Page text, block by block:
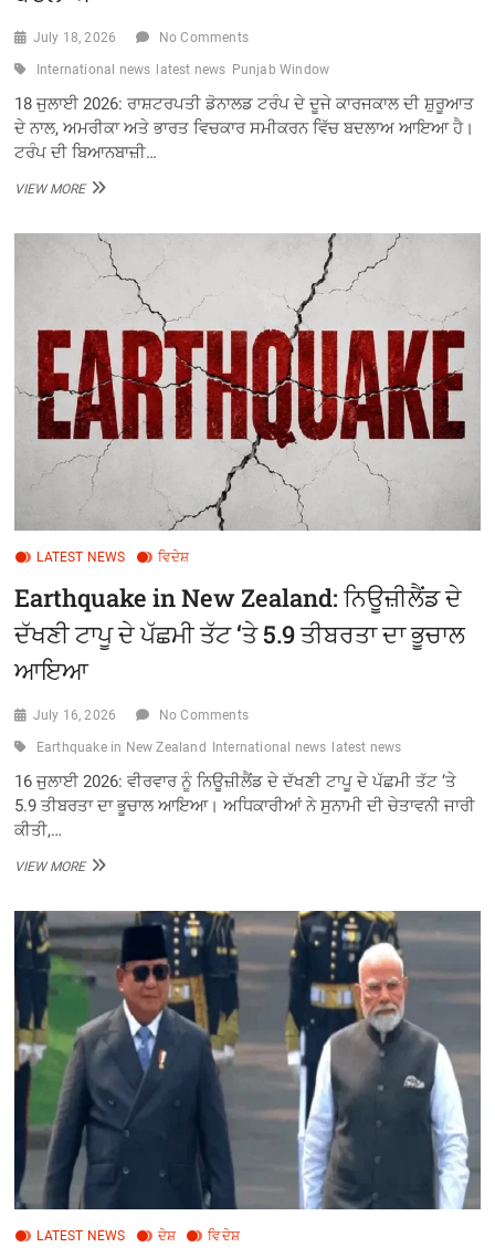
July 18, 2026 No Comments
International news latest news Punjab Window
18 ਜੁਲਾਈ 2026: ਰਾਸ਼ਟਰਪਤੀ ਡੋਨਾਲਡ ਟਰੰਪ ਦੇ ਦੂਜੇ ਕਾਰਜਕਾਲ ਦੀ ਸ਼ੁਰੂਆਤ
ਦੇ ਨਾਲ, ਅਮਰੀਕਾ ਅਤੇ ਭਾਰਤ ਵਿਚਕਾਰ ਸਮੀਕਰਨ ਵਿੱਚ ਬਦਲਾਅ ਆਇਆ ਹੈ।
ਟਰੰਪ ਦੀ ਬਿਆਨਬਾਜ਼ੀ…
VIEW MOREਰਾਸ਼ਟਰਪਤੀ
ਦੂਜੇ
ਕਾਰਜਕਾਲ
ਦੀ
ਅਮਰੀਕਾ
ਤੇ
ਭਾਰਤ
ਵਿਚਕਾਰ
ਸਮੀਕਰਨ
‘ਚ
ਬਦਲਾਅ
LATEST NEWS ਵਿਦੇਸ਼
Earthquake in New Zealand: ਨਿਊਜ਼ੀਲੈਂਡ ਦੇ
ਦੱਖਣੀ ਟਾਪੂ ਦੇ ਪੱਛਮੀ ਤੱਟ ‘ਤੇ 5.9 ਤੀਬਰਤਾ ਦਾ ਭੂਚਾਲ
ਆਇਆ
July 16, 2026 No Comments
Earthquake in New Zealand International news latest news
16 ਜੁਲਾਈ 2026: ਵੀਰਵਾਰ ਨੂੰ ਨਿਊਜ਼ੀਲੈਂਡ ਦੇ ਦੱਖਣੀ ਟਾਪੂ ਦੇ ਪੱਛਮੀ ਤੱਟ ‘ਤੇ
5.9 ਤੀਬਰਤਾ ਦਾ ਭੂਚਾਲ ਆਇਆ। ਅਧਿਕਾਰੀਆਂ ਨੇ ਸੁਨਾਮੀ ਦੀ ਚੇਤਾਵਨੀ ਜਾਰੀ
ਕੀਤੀ,…
VIEW MOREEARTHQUAKE
ZEALAND:
ਨਿਊਜ਼ੀਲੈਂਡ
ਦੇ
ਦੱਖਣੀ
ਦੇ
ਪੱਛਮੀ
5.9
ਤੀਬਰਤਾ
ਭੂਚਾਲ
ਆਇਆ
LATEST NEWS ਦੇਸ਼ ਵਿਦੇਸ਼